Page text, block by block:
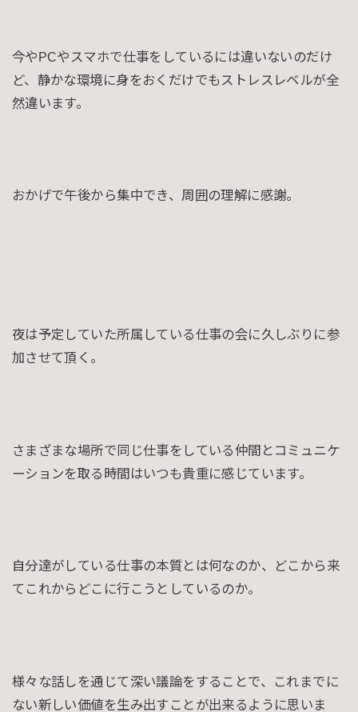
今やPCやスマホで仕事をしているには違いないのだけ
ど、静かな環境に身をおくだけでもストレスレベルが全
然違います。
おかげで午後から集中でき、周囲の理解に感謝。
夜は予定していた所属している仕事の会に久しぶりに参
加させて頂く。
さまざまな場所で同じ仕事をしている仲間とコミュニケ
ーションを取る時間はいつも貴重に感じています。
自分達がしている仕事の本質とは何なのか、どこから来
てこれからどこに行こうとしているのか。
様々な話しを通じて深い議論をすることで、これまでに
ない新しい価値を生み出すことが出来るように思いま